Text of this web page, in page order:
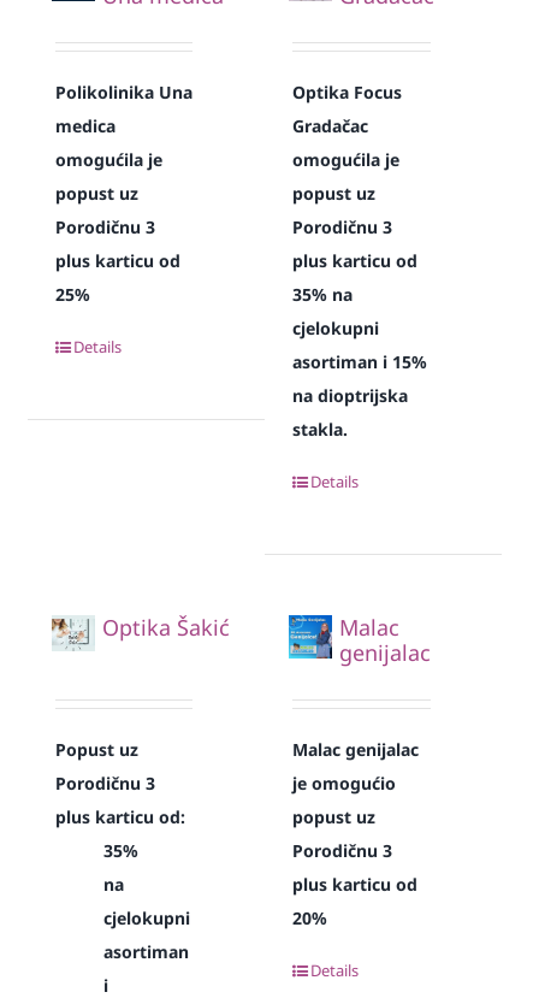
Polikolinika Una
medica
omogućila je
popust uz
Porodičnu 3
plus karticu od
25%
Details
Optika Focus
Gradačac
omogućila je
popust uz
Porodičnu 3
plus karticu od
35% na
cjelokupni
asortiman i 15%
na dioptrijska
stakla.
Details
Optika Šakić
Popust uz
Porodičnu 3
plus karticu od:
35%
na
cjelokupni
asortiman
i
Malac
genijalac
Malac genijalac
je omogućio
popust uz
Porodičnu 3
plus karticu od
20%
Details